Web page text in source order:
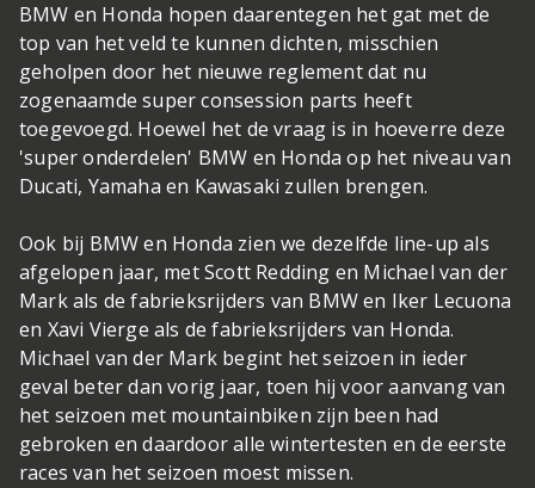
BMW en Honda hopen daarentegen het gat met de
top van het veld te kunnen dichten, misschien
geholpen door het nieuwe reglement dat nu
zogenaamde super consession parts heeft
toegevoegd. Hoewel het de vraag is in hoeverre deze
'super onderdelen' BMW en Honda op het niveau van
Ducati, Yamaha en Kawasaki zullen brengen.
Ook bij BMW en Honda zien we dezelfde line-up als
afgelopen jaar, met Scott Redding en Michael van der
Mark als de fabrieksrijders van BMW en Iker Lecuona
en Xavi Vierge als de fabrieksrijders van Honda.
Michael van der Mark begint het seizoen in ieder
geval beter dan vorig jaar, toen hij voor aanvang van
het seizoen met mountainbiken zijn been had
gebroken en daardoor alle wintertesten en de eerste
races van het seizoen moest missen.